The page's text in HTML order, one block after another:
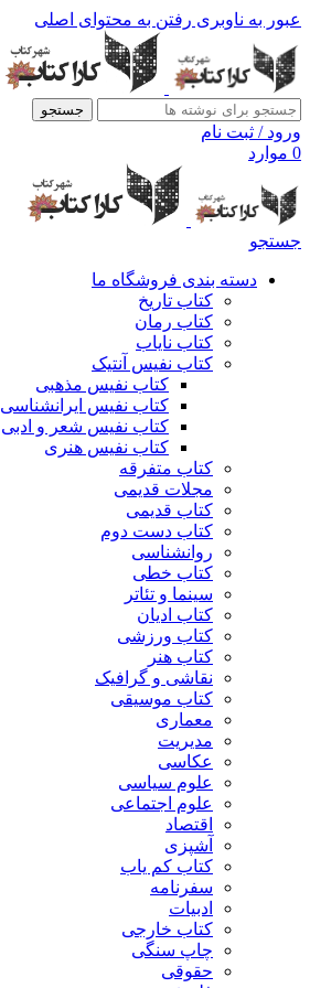
عبور به ناوبری رفتن به محتوای اصلی
جستجو
ورود / ثبت نام
0 موارد
جستجو
دسته بندی فروشگاه ما
کتاب تاریخ
کتاب رمان
کتاب نایاب
کتاب نفیس آنتیک
کتاب نفیس مذهبی
کتاب نفیس ایرانشناسی
کتاب نفیس شعر و ادبی
کتاب نفیس هنری
کتاب متفرقه
مجلات قدیمی
کتاب قدیمی
کتاب دست دوم
روانشناسی
کتاب خطی
سینما و تئاتر
کتاب ادیان
کتاب ورزشی
کتاب هنر
نقاشی و گرافیک
کتاب موسیقی
معماری
مدیریت
عکاسی
علوم سیاسی
علوم اجتماعی
اقتصاد
آشپزی
کتاب کم یاب
سفرنامه
ادبیات
کتاب خارجی
چاپ سنگی
حقوقی